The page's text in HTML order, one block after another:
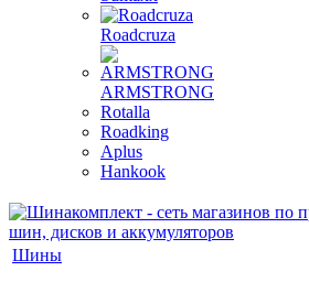
Roadcruza
ARMSTRONG
Rotalla
Roadking
Aplus
Hankook
Шины